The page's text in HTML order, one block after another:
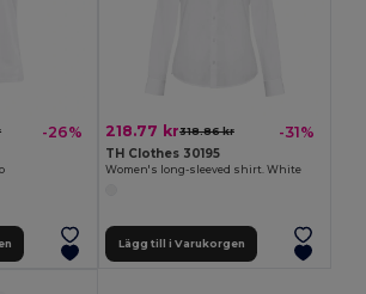
-26% 218.77 kr318.86 kr -31%
TH Clothes 30195
Women's long-sleeved shirt. White
Lägg till i Varukorgen